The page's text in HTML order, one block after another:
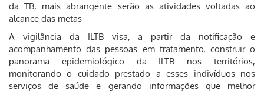
da TB, mais abrangente serão as atividades voltadas ao
alcance das metas
A vigilância da ILTB visa, a partir da notificação e
acompanhamento das pessoas em tratamento, construir o
panorama epidemiológico da ILTB nos territórios,
monitorando o cuidado prestado a esses indivíduos nos
serviços de saúde e gerando informações que melhor